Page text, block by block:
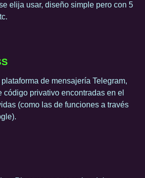
elija usar, diseño simple pero con 5
de mensajería Telegram,
código privativo encontradas en el
(como las de funciones a través